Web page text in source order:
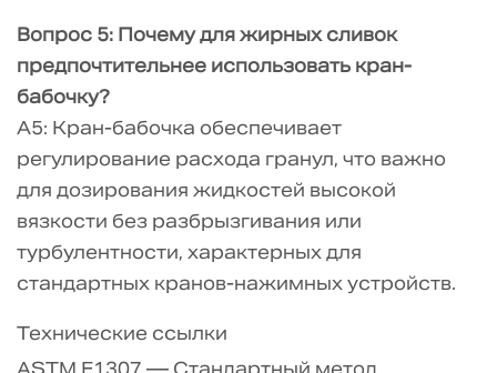
Вопрос 5: Почему для жирных сливок
предпочтительнее использовать кран-
бабочку?
A5: Кран-бабочка обеспечивает
регулирование расхода гранул, что важно
для дозирования жидкостей высокой
вязкости без разбрызгивания или
турбулентности, характерных для
стандартных кранов-нажимных устройств.
Технические ссылки